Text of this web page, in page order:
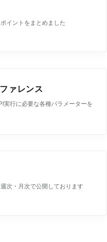
イントをまとめました
ァレンス
実行に必要な各種パラメーターを
次・月次で公開しております